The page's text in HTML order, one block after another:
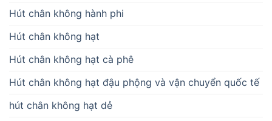
Hút chân không hành phi
Hút chân không hạt
Hút chân không hạt cà phê
Hút chân không hạt đậu phộng và vận chuyển quốc tế
hút chân không hạt dẻ